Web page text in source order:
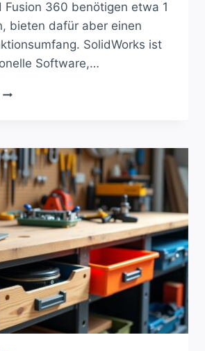
Fusion 360 benötigen etwa 1
bieten dafür aber einen
SolidWorks ist
Software,…
WIE